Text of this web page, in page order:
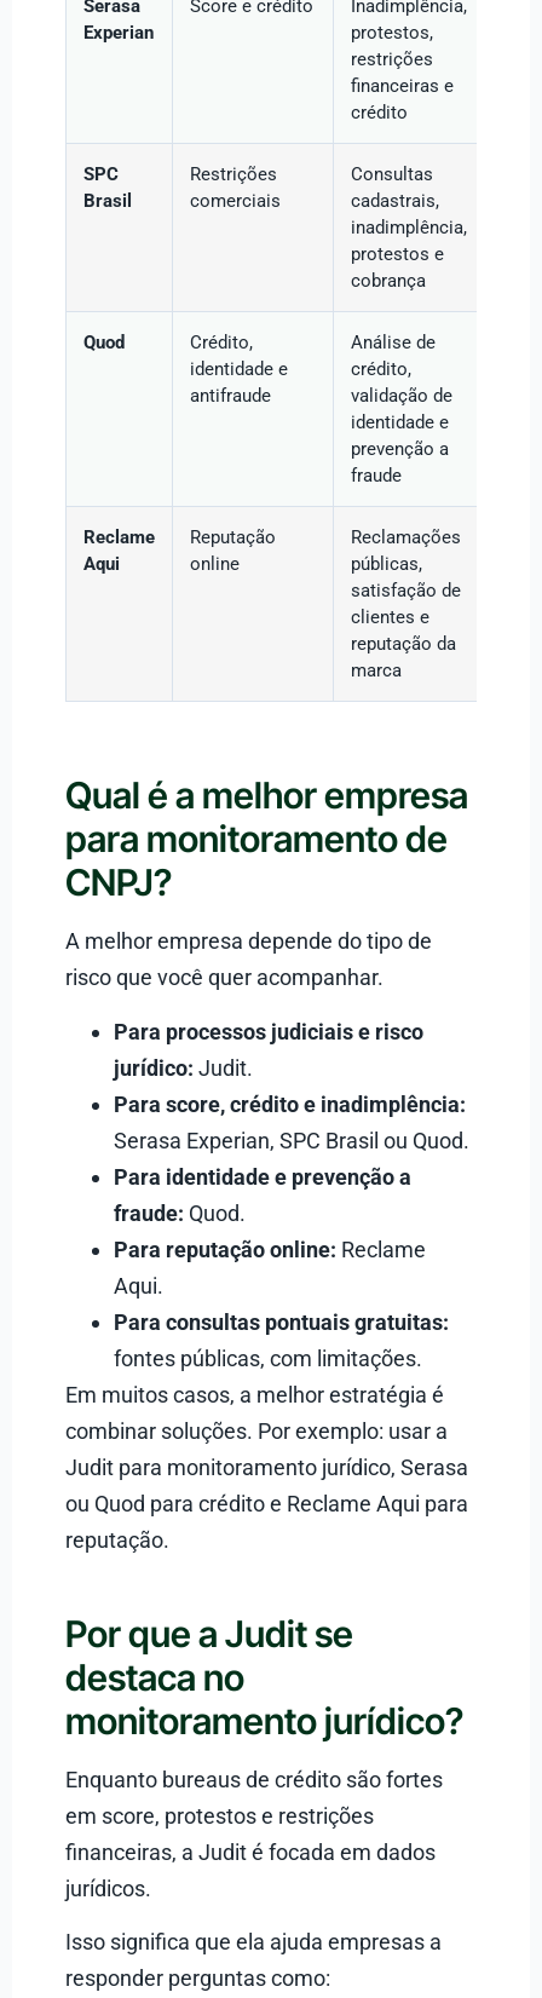
Serasa
Experian
Score e crédito
Inadimplência,
protestos,
restrições
financeiras e
crédito
SPC
Brasil
Restrições
comerciais
Consultas
cadastrais,
inadimplência,
protestos e
cobrança
Quod
Crédito,
identidade e
antifraude
Análise de
crédito,
validação de
identidade e
prevenção a
fraude
Reclame
Aqui
Reputação
online
Reclamações
públicas,
satisfação de
clientes e
reputação da
marca
Qual é a melhor empresa
para monitoramento de
CNPJ?
A melhor empresa depende do tipo de
risco que você quer acompanhar.
Para processos judiciais e risco
jurídico: Judit.
Para score, crédito e inadimplência:
Serasa Experian, SPC Brasil ou Quod.
Para identidade e prevenção a
fraude: Quod.
Para reputação online: Reclame
Aqui.
Para consultas pontuais gratuitas:
fontes públicas, com limitações.
Em muitos casos, a melhor estratégia é
combinar soluções. Por exemplo: usar a
Judit para monitoramento jurídico, Serasa
ou Quod para crédito e Reclame Aqui para
reputação.
Por que a Judit se
destaca no
monitoramento jurídico?
Enquanto bureaus de crédito são fortes
em score, protestos e restrições
financeiras, a Judit é focada em dados
jurídicos.
Isso significa que ela ajuda empresas a
responder perguntas como: